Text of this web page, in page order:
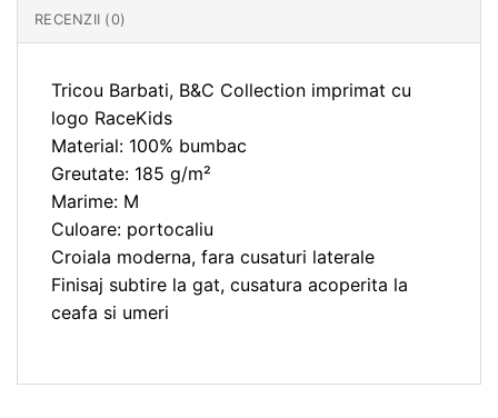
RECENZII (0)
Tricou Barbati, B&C Collection imprimat cu
logo RaceKids
Material: 100% bumbac
Greutate: 185 g/m²
Marime: M
Culoare: portocaliu
Croiala moderna, fara cusaturi laterale
Finisaj subtire la gat, cusatura acoperita la
ceafa si umeri